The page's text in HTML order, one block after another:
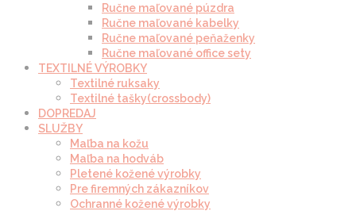
Ručne maľované púzdra
Ručne maľované kabelky
Ručne maľované peňaženky
Ručne maľované office sety
TEXTILNÉ VÝROBKY
Textilné ruksaky
Textilné tašky(crossbody)
DOPREDAJ
SLUŽBY
Maľba na kožu
Maľba na hodváb
Pletené kožené výrobky
Pre firemných zákazníkov
Ochranné kožené výrobky